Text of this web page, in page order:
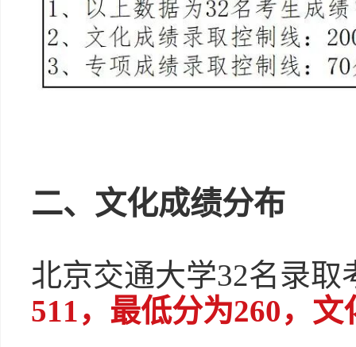
二、文化成绩分布
北京交通大学32名录取
511，最低分为260，